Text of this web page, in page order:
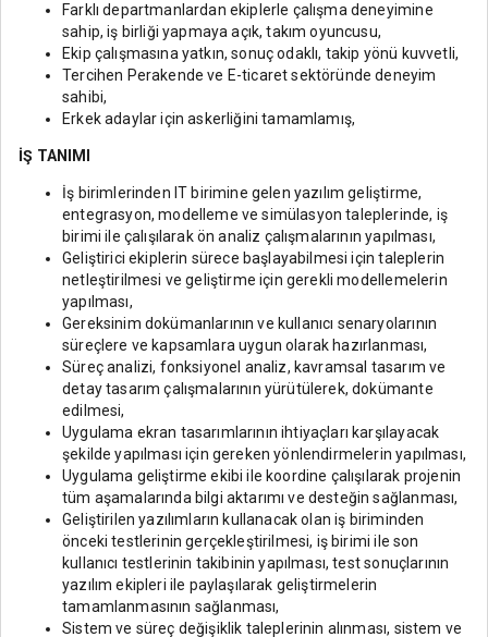
Farklı departmanlardan ekiplerle çalışma deneyimine
sahip, iş birliği yapmaya açık, takım oyuncusu,
Ekip çalışmasına yatkın, sonuç odaklı, takip yönü kuvvetli,
Tercihen Perakende ve E-ticaret sektöründe deneyim
sahibi,
Erkek adaylar için askerliğini tamamlamış,
İŞ TANIMI
İş birimlerinden IT birimine gelen yazılım geliştirme,
entegrasyon, modelleme ve simülasyon taleplerinde, iş
birimi ile çalışılarak ön analiz çalışmalarının yapılması,
Geliştirici ekiplerin sürece başlayabilmesi için taleplerin
netleştirilmesi ve geliştirme için gerekli modellemelerin
yapılması,
Gereksinim dokümanlarının ve kullanıcı senaryolarının
süreçlere ve kapsamlara uygun olarak hazırlanması,
Süreç analizi, fonksiyonel analiz, kavramsal tasarım ve
detay tasarım çalışmalarının yürütülerek, dokümante
edilmesi,
Uygulama ekran tasarımlarının ihtiyaçları karşılayacak
şekilde yapılması için gereken yönlendirmelerin yapılması,
Uygulama geliştirme ekibi ile koordine çalışılarak projenin
tüm aşamalarında bilgi aktarımı ve desteğin sağlanması,
Geliştirilen yazılımların kullanacak olan iş biriminden
önceki testlerinin gerçekleştirilmesi, iş birimi ile son
kullanıcı testlerinin takibinin yapılması, test sonuçlarının
yazılım ekipleri ile paylaşılarak geliştirmelerin
tamamlanmasının sağlanması,
Sistem ve süreç değişiklik taleplerinin alınması, sistem ve